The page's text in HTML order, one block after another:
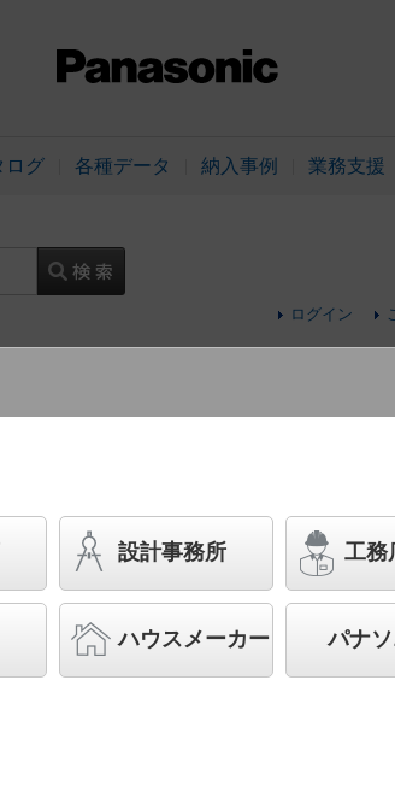
ログ 各種データ 納入事例 業務支援
ログイン
天井埋込型 LED（昼白色） ダウンラ
24度・集光タイプ 防湿型・防雨型／埋
器具相当
◆工場在庫品
◆希望小売価格 9,700 円（税抜）
LED内蔵、電源ユニット内蔵
設計事務所 工務
ハウスメーカー パナ